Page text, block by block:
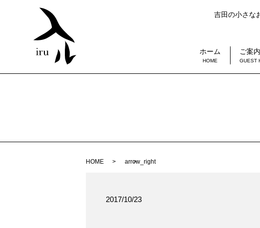
吉田の小さ
ホーム
HOME
ご案内
GUEST
HOME arrow_right
2017/10/23